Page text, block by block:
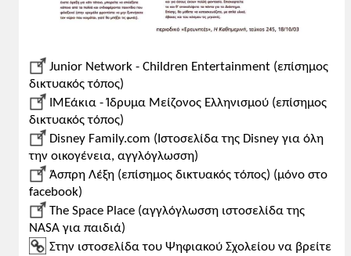
Junior Network - Children Entertainment (επίσημος
δικτυακός τόπος)
IMEάκια - Ίδρυμα Μείζονος Ελληνισμού (επίσημος
δικτυακός τόπος)
Disney Family.com (Ιστοσελίδα της Disney για όλη
την οικογένεια, αγγλόγλωσση)
Άσπρη Λέξη (επίσημος δικτυακός τόπος) (μόνο στο
facebook)
The Space Place (αγγλόγλωσση ιστοσελίδα της
NASA για παιδιά)
Στην ιστοσελίδα του Ψηφιακού Σχολείου να βρείτε